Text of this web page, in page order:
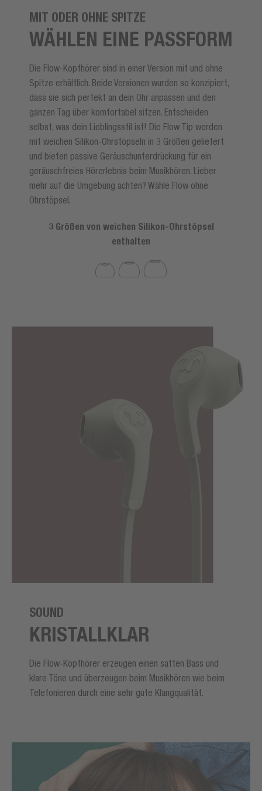
MIT ODER OHNE SPITZE
WÄHLEN EINE PASSFORM
Die Flow-Kopfhörer sind in einer Version mit und ohne
Spitze erhältlich. Beide Versionen wurden so konzipiert,
dass sie sich perfekt an dein Ohr anpassen und den
ganzen Tag über komfortabel sitzen. Entscheiden
selbst, was dein Lieblingsstil ist! Die Flow Tip werden
mit weichen Silikon-Ohrstöpseln in 3 Größen geliefert
und bieten passive Geräuschunterdrückung für ein
geräuschfreies Hörerlebnis beim Musikhören. Lieber
mehr auf die Umgebung achten? Wähle Flow ohne
Ohrstöpsel.
3 Größen von weichen Silikon-Ohrstöpsel
enthalten
SOUND
KRISTALLKLAR
Die Flow-Kopfhörer erzeugen einen satten Bass und
klare Töne und überzeugen beim Musikhören wie beim
Telefonieren durch eine sehr gute Klangqualität.